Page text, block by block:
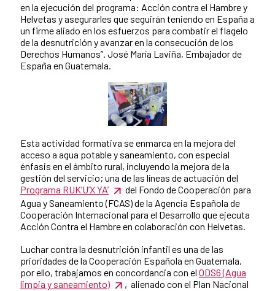
en la ejecución del programa: Acción contra el Hambre y
Helvetas y asegurarles que seguirán teniendo en España a
un firme aliado en los esfuerzos para combatir el flagelo
de la desnutrición y avanzar en la consecución de los
Derechos Humanos”. José María Laviña, Embajador de
España en Guatemala.
Esta actividad formativa se enmarca en la mejora del
acceso a agua potable y saneamiento, con especial
énfasis en el ámbito rural, incluyendo la mejora de la
gestión del servicio; una de las líneas de actuación del
Programa RUK’U’X YA’
del Fondo de Cooperación para
Agua y Saneamiento (FCAS) de la Agencia Española de
Cooperación Internacional para el Desarrollo que ejecuta
Acción Contra el Hambre en colaboración con Helvetas.
Luchar contra la desnutrición infantil es una de las
prioridades de la Cooperación Española en Guatemala,
por ello, trabajamos en concordancia con el ODS6 (Agua
limpia y saneamiento)
, alienado con el Plan Nacional